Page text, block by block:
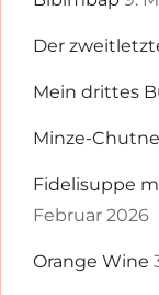
Der
Mein drittes
Minze-
Fidelisuppe
Februar 2026
Orange Wine